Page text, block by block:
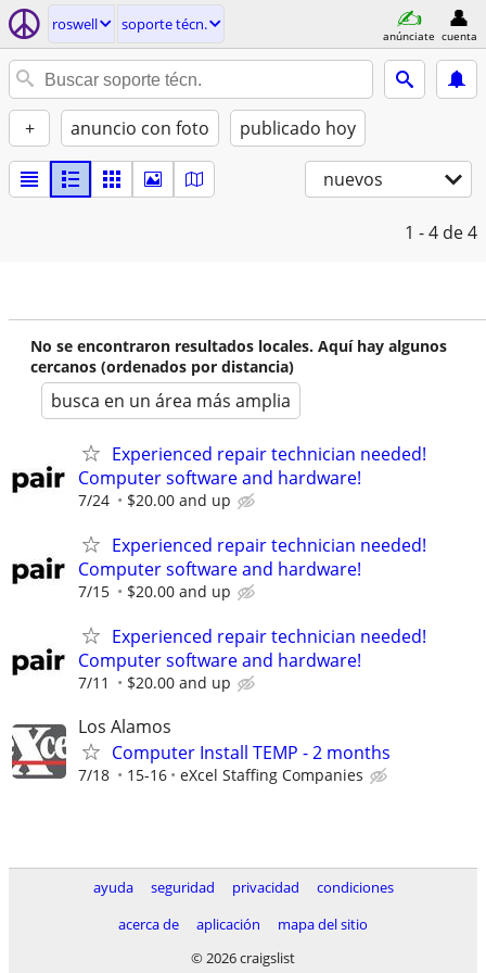
roswell soporte técn.
anúnciate cuenta
+ anuncio con foto publicado hoy
nuevos
1 - 4 de 4
No se encontraron resultados locales. Aquí hay algunos
cercanos (ordenados por distancia)
busca en un área más amplia
Experienced repair technician needed!
Computer software and hardware!
7/24 $20.00 and up
Experienced repair technician needed!
Computer software and hardware!
7/15 $20.00 and up
Experienced repair technician needed!
Computer software and hardware!
7/11 $20.00 and up
Los Alamos
Computer Install TEMP - 2 months
7/18 15-16 eXcel Staffing Companies
ayuda seguridad privacidad
condiciones
acerca de
aplicación
mapa del sitio
© 2026 craigslist